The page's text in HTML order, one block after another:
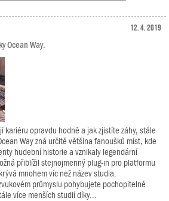
12. 4. 2019
Ocean Way.
kariéru opravdu hodně a jak zjistíte záhy, stále
Way zná určitě většina fanoušků míst, kde
hudební historie a vznikaly legendární
přiblížil stejnojmenný plug-in pro platformu
mnohem víc než název studia.
průmyslu pohybujete pochopitelně
více menších studií díky...